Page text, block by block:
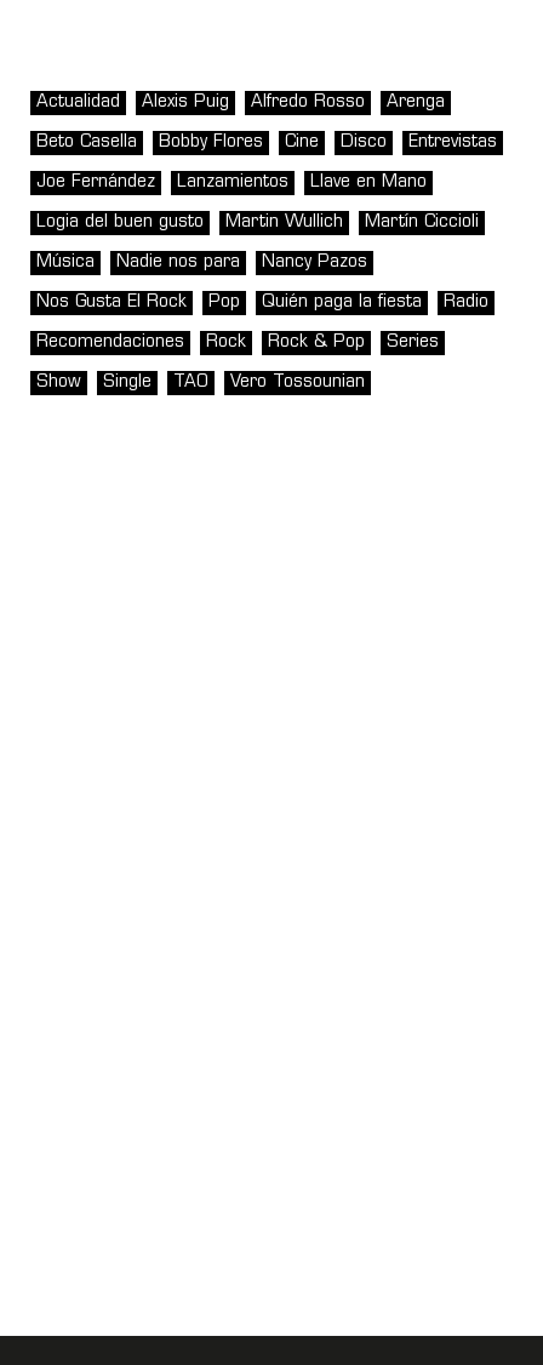
Actualidad Alexis Puig Alfredo Rosso Arenga
Beto Casella Bobby Flores Cine Disco Entrevistas
Joe Fernández Lanzamientos Llave en Mano
Logia del buen gusto Martin Wullich Martín Ciccioli
Música Nadie nos para Nancy Pazos
Nos Gusta El Rock Pop Quién paga la fiesta Radio
Recomendaciones Rock Rock & Pop Series
Show Single TAO Vero Tossounian